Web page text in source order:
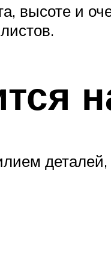
высоте и